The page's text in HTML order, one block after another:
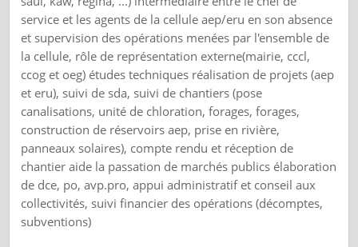
service et les agents de la cellule aep/eru en son absence
et supervision des opérations menées par l'ensemble de
la cellule, rôle de représentation externe(mairie, cccl,
ccog et oeg) études techniques réalisation de projets (aep
et eru), suivi de sda, suivi de chantiers (pose
canalisations, unité de chloration, forages, forages,
construction de réservoirs aep, prise en rivière,
panneaux solaires), compte rendu et réception de
chantier aide la passation de marchés publics élaboration
de dce, po, avp.pro, appui administratif et conseil aux
collectivités, suivi financier des opérations (décomptes,
subventions)